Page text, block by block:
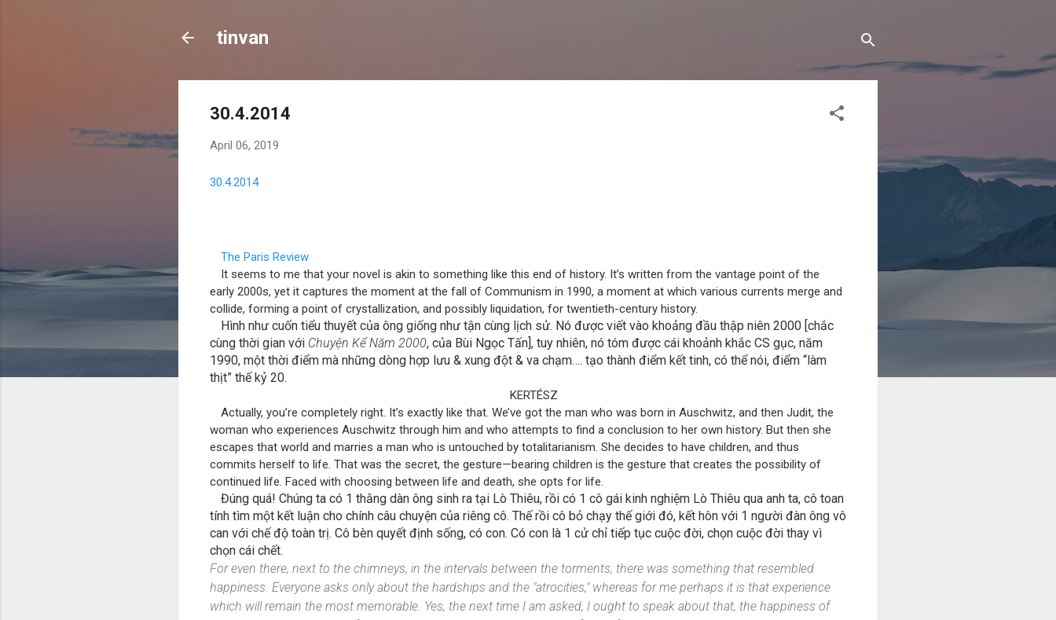
tinvan
30.4.2014
April 06, 2019
30.4.2014
The Paris Review
It seems to me that your novel is akin to something like this end of history. It’s written from the vantage point of the
early 2000s, yet it captures the moment at the fall of Communism in 1990, a moment at which various currents merge and
collide, forming a point of crystallization, and possibly liquidation, for twentieth-century history.
Hình như cuốn tiểu thuyết của ông giống như tận cùng lịch sử. Nó được viết vào khoảng đầu thập niên 2000 [chắc
cùng thời gian với Chuyện Kể Năm 2000, của Bùi Ngọc Tấn], tuy nhiên, nó tóm được cái khoảnh khắc CS gục, năm
1990, một thời điểm mà những dòng hợp lưu & xung đột & va chạm…. tạo thành điểm kết tinh, có thể nói, điểm “làm
thịt” thế kỷ 20.
KERTÉSZ
Actually, you’re completely right. It’s exactly like that. We’ve got the man who was born in Auschwitz, and then Judit, the
woman who experiences Auschwitz through him and who attempts to find a conclusion to her own history. But then she
escapes that world and marries a man who is untouched by totalitarianism. She decides to have children, and thus
commits herself to life. That was the secret, the gesture—bearing children is the gesture that creates the possibility of
continued life. Faced with choosing between life and death, she opts for life.
Đúng quá! Chúng ta có 1 thằng dàn ông sinh ra tại Lò Thiêu, rồi có 1 cô gái kinh nghiệm Lò Thiêu qua anh ta, cô toan
tính tìm một kết luận cho chính câu chuyện của riêng cô. Thế rồi cô bỏ chạy thế giới đó, kết hôn với 1 người đàn ông vô
can với chế độ toàn trị. Cô bèn quyết định sống, có con. Có con là 1 cử chỉ tiếp tục cuộc đời, chọn cuộc đời thay vì
chọn cái chết.
For even there, next to the chimneys, in the intervals between the torments, there was something that resembled
happiness. Everyone asks only about the hardships and the "atrocities," whereas for me perhaps it is that experience
which will remain the most memorable. Yes, the next time I am asked, I ought to speak about that, the happiness of